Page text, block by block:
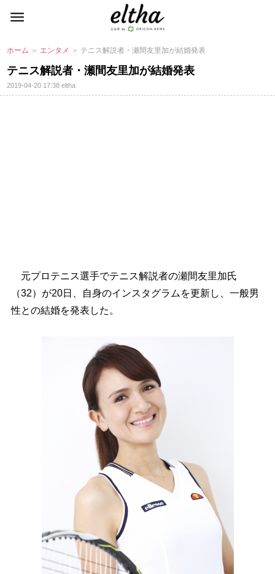
ホーム ＞ エンタメ ＞ テニス解説者・瀬間友里加が結婚発表
テニス解説者・瀬間友里加が結婚発表
2019-04-20 17:38eltha
元プロテニス選手でテニス解説者の瀬間友里加氏
（32）が20日、自身のインスタグラムを更新し、一般男
性との結婚を発表した。